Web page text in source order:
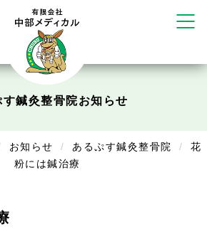
るま店 ウェルネス鍼灸院・接骨院 甲府千
Cure
す鍼灸整骨院お知らせ
お知らせ あるぷす鍼灸整骨院
花
粉には鍼治療